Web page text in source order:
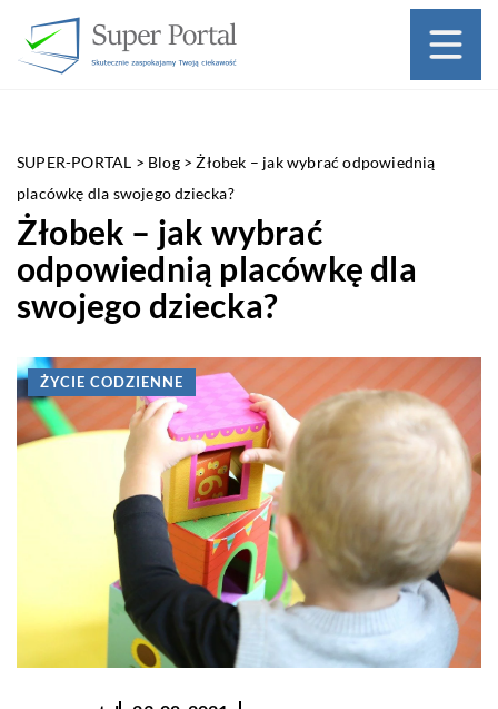
SUPER-PORTAL > Blog>Żłobek – jak wybrać odpowiednią
placówkę dla swojego dziecka?
Żłobek – jak wybrać
odpowiednią placówkę dla
swojego dziecka?
ŻYCIE CODZIENNE